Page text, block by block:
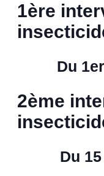
1ère
Du
2ème
Du